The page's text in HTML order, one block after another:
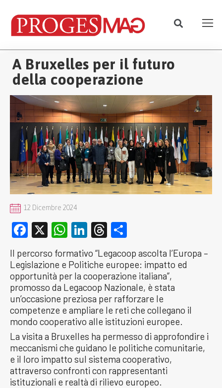
A Bruxelles per il futuro
della cooperazione
12 Dicembre 2024
Facebook
X WhatsApp
LinkedIn
Threads
Il percorso formativo “Legacoop ascolta l’Europa –
Legislazione e Politiche europee: impatto ed
opportunità per la cooperazione italiana”,
promosso da Legacoop Nazionale, è stata
un’occasione preziosa per rafforzare le
competenze e ampliare le reti che collegano il
mondo cooperativo alle istituzioni europee.
La visita a Bruxelles ha permesso di approfondire i
meccanismi che guidano le politiche comunitarie,
e il loro impatto sul sistema cooperativo,
attraverso confronti con rappresentanti
istituzionali e realtà di rilievo europeo.